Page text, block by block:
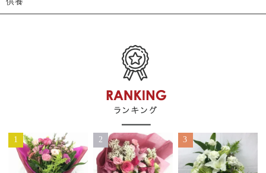
1 2 3